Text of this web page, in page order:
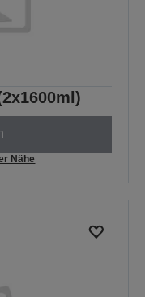
Nähe